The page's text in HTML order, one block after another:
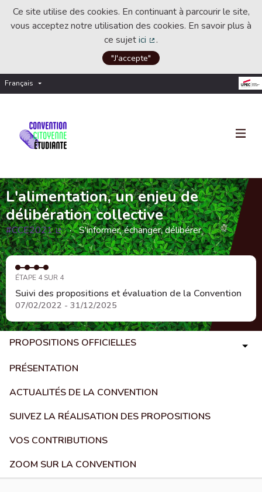
Ce site utilise des cookies. En continuant à parcourir le site,
vous acceptez notre utilisation des cookies. En savoir plus à
ce sujetici
(Lien externe)
.
"J'accepte"
Français Choisir la langue
L'alimentation, un enjeu de
délibération collective
#CCE2021
(Lien externe)
S'informer, échanger, délibérer
ÉTAPE 4 SUR 4
Suivi des propositions et évaluation de la Convention
07/02/2022 - 31/12/2025
PROPOSITIONS OFFICIELLES
PRÉSENTATION
ACTUALITÉS DE LA CONVENTION
SUIVEZ LA RÉALISATION DES PROPOSITIONS
VOS CONTRIBUTIONS
ZOOM SUR LA CONVENTION